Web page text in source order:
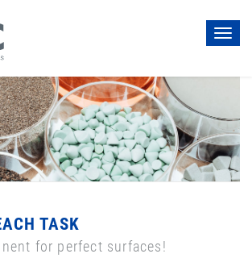
TASK
for perfect surfaces!